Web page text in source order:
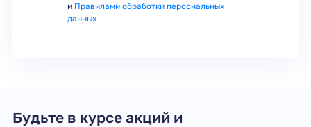
и Правилами обработки персональных
данных
Будьте в курсе акций и